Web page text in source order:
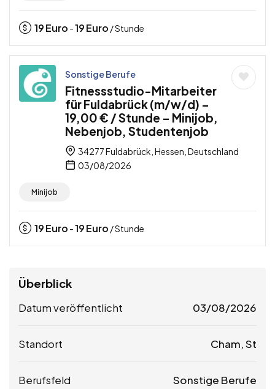
19Euro -19Euro / Stunde
Sonstige Berufe
Fitnessstudio-Mitarbeiter
für Fuldabrück (m/w/d) –
19,00 € / Stunde – Minijob,
Nebenjob, Studentenjob
34277 Fuldabrück, Hessen, Deutschland
03/08/2026
Minijob
19Euro -19Euro / Stunde
Überblick
Datum veröffentlicht 03/08/2026
Standort Cham, St
Berufsfeld Sonstige Berufe